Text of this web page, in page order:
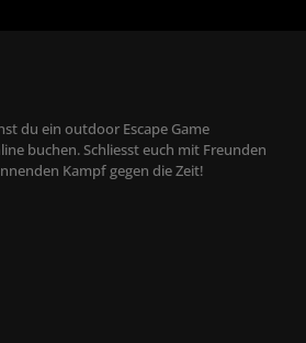
du ein outdoor Escape Game
buchen. Schliesst euch mit Freunden
Kampf gegen die Zeit!